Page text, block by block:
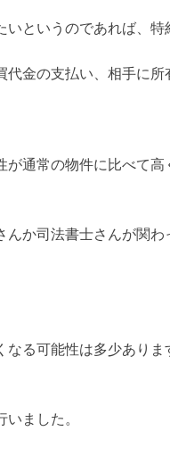
というのであれば、特
代金の支払い、相手に所
通常の物件に比べて
か司法書士さんが関わ
る可能性は多少ありま
ました。